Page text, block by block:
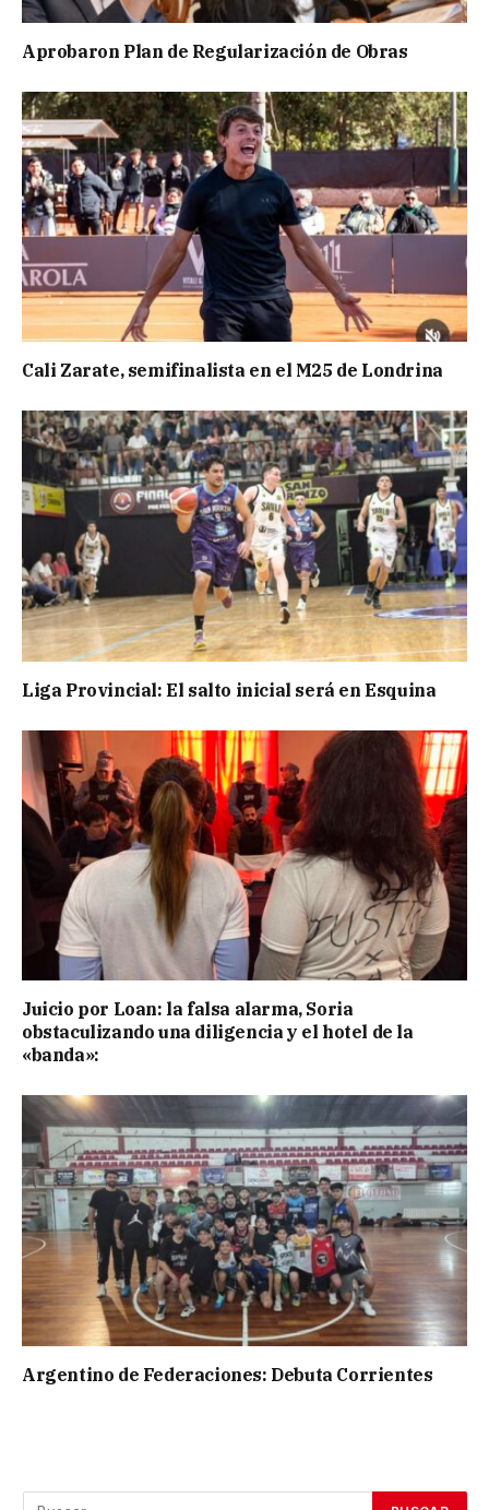
Aprobaron Plan de Regularización de Obras
Cali Zarate, semifinalista en el M25 de Londrina
Liga Provincial: El salto inicial será en Esquina
Juicio por Loan: la falsa alarma, Soria
obstaculizando una diligencia y el hotel de la
«banda»:
Argentino de Federaciones: Debuta Corrientes